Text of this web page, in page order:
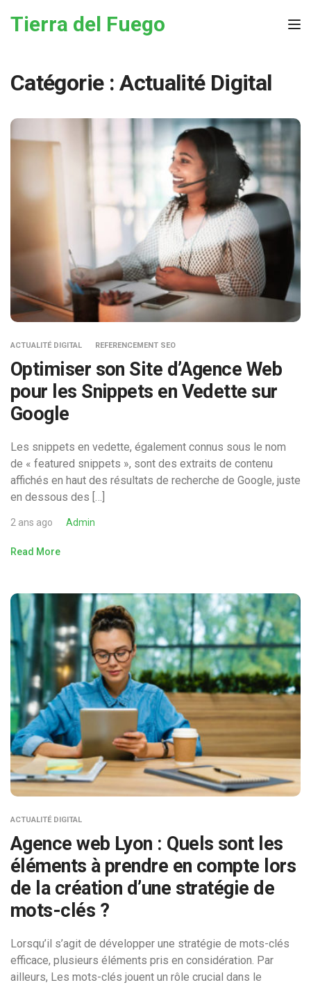
Tierra del Fuego
Catégorie :Actualité Digital
ACTUALITÉ DIGITAL REFERENCEMENT SEO
Optimiser son Site d’Agence Web
pour les Snippets en Vedette sur
Google
Les snippets en vedette, également connus sous le nom
de « featured snippets », sont des extraits de contenu
affichés en haut des résultats de recherche de Google, juste
en dessous des […]
2 ans ago Admin
Read More
ACTUALITÉ DIGITAL
Agence web Lyon : Quels sont les
éléments à prendre en compte lors
de la création d’une stratégie de
mots-clés ?
Lorsqu’il s’agit de développer une stratégie de mots-clés
efficace, plusieurs éléments pris en considération. Par
ailleurs, Les mots-clés jouent un rôle crucial dans le